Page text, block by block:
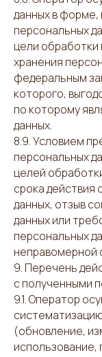
данных в
персональных
цели обработки
хранения
федеральным
которого,
по которому
данных.
8.9. Условием
персональных
целей
срока действия
данных, отзыв
данных или
персональных
неправомерной
9. Перечень
с полученными
9.1. Оператор
(обновление,
использование,